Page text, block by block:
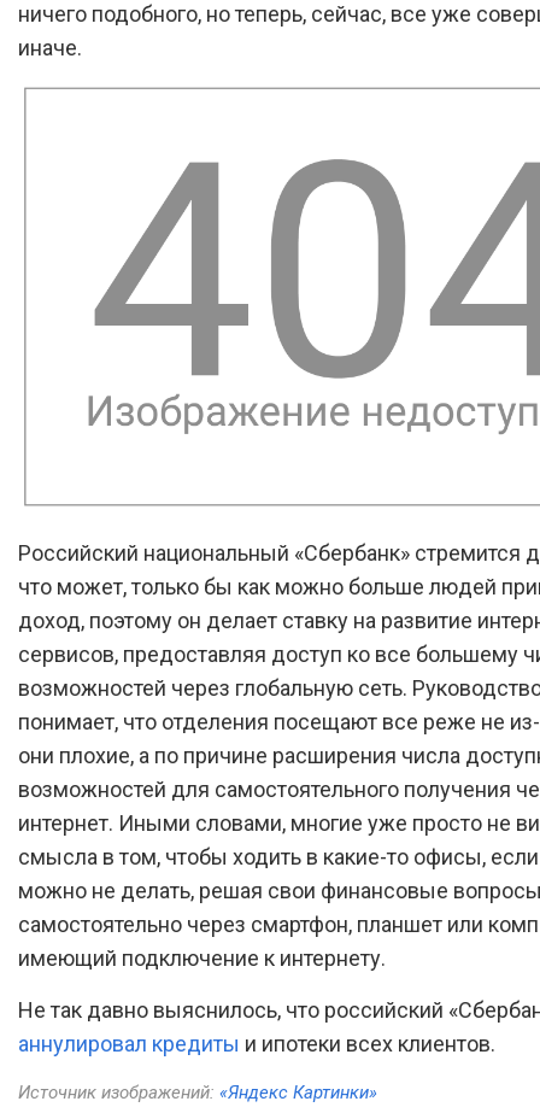
ничего подобного, но теперь, сейчас, все уже
иначе.
Российский национальный «Сбербанк» стремится
что может, только бы как можно больше людей
доход, поэтому он делает ставку на развитие
сервисов, предоставляя доступ ко все большему
возможностей через глобальную сеть.
понимает, что отделения посещают все реже не из-
они плохие, а по причине расширения числа
возможностей для самостоятельного получения
интернет. Иными словами, многие уже просто не
смысла в том, чтобы ходить в какие-то офисы, если
можно не делать, решая свои финансовые
самостоятельно через смартфон, планшет или
имеющий подключение к интернету.
Не так давно выяснилось, что российский
аннулировал кредиты и ипотеки всех клиентов.
Источник изображений: «Яндекс Картинки»